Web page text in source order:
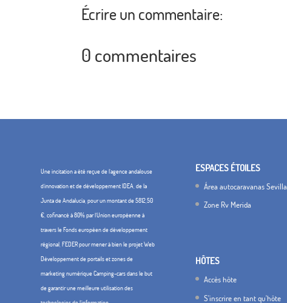
Écrire un commentaire:
0 commentaires
Une incitation a été reçue de l'agence andalouse
d'innovation et de développement IDEA, de la
Junta de Andalucía, pour un montant de 5812,50
€, cofinancé à 80% par l'Union européenne à
travers le Fonds européen de développement
régional, FEDER pour mener à bien le projet Web
Développement de portails et zones de
marketing numérique Camping-cars dans le but
de garantir une meilleure utilisation des
ESPACES ÉTOILES
Área autocaravanas Sevilla
Zone Rv Merida
HÔTES
Accès hôte
S'inscrire en tant qu'hôte